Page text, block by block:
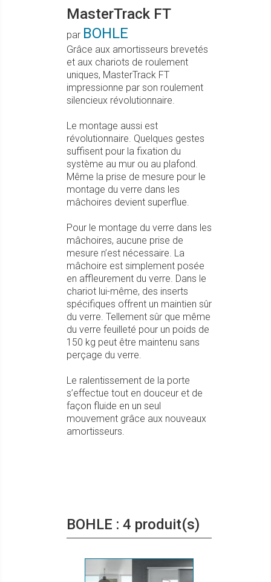
MasterTrack FT
par BOHLE
Grâce aux amortisseurs brevetés
et aux chariots de roulement
uniques, MasterTrack FT
impressionne par son roulement
silencieux révolutionnaire.
Le montage aussi est
révolutionnaire. Quelques gestes
suffisent pour la fixation du
système au mur ou au plafond.
Même la prise de mesure pour le
montage du verre dans les
mâchoires devient superflue.
Pour le montage du verre dans les
mâchoires, aucune prise de
mesure n’est nécessaire. La
mâchoire est simplement posée
en affleurement du verre. Dans le
chariot lui-même, des inserts
spécifiques offrent un maintien sûr
du verre. Tellement sûr que même
du verre feuilleté pour un poids de
150 kg peut être maintenu sans
perçage du verre.
Le ralentissement de la porte
s’effectue tout en douceur et de
façon fluide en un seul
mouvement grâce aux nouveaux
amortisseurs.
BOHLE : 4 produit(s)